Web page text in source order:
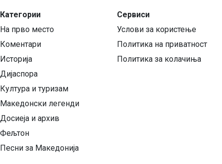
Категории
На прво место
Коментари
Историја
Дијаспора
Култура и туризам
Македонски легенди
Досиеја и архив
Фељтон
Песни за Македонија
Сервиси
Услови за користење
Политика на приватност
Политика за колачиња